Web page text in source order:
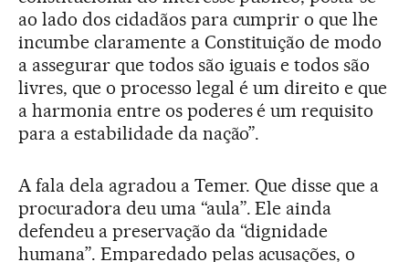
ao lado dos cidadãos para cumprir o que lhe
incumbe claramente a Constituição de modo
a assegurar que todos são iguais e todos são
livres, que o processo legal é um direito e que
a harmonia entre os poderes é um requisito
para a estabilidade da nação”.
A fala dela agradou a Temer. Que disse que a
procuradora deu uma “aula”. Ele ainda
defendeu a preservação da “dignidade
humana”. Emparedado pelas acusações, o